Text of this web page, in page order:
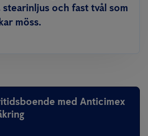
och fast tvål som
möss.
med Anticimex